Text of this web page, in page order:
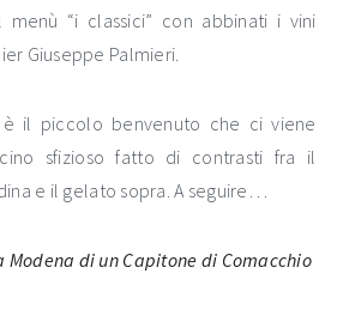
“i classici” con abbinati i vini
Giuseppe Palmieri.
è il piccolo benvenuto che ci viene
sfizioso fatto di contrasti fra il
e il gelato sopra. A seguire…